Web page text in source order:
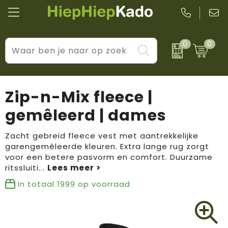
0 0
Kantoor & schrijfwaren
Wellness & verzorging
Tassen & reizen
Huis, tuin & keuken
Levensstijl
Prijs & impact
BIC
Boska
Brandflavours
Camelbak
Zip-n-Mix fleece |
gemêleerd | dames
Zacht gebreid fleece vest met aantrekkelijke
garengemêleerde kleuren. Extra lange rug zorgt
voor een betere pasvorm en comfort. Duurzame
ritssluiti...
In totaal 1999 op voorraad